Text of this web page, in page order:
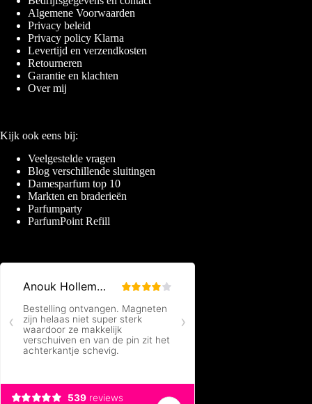
Algemene Voorwaarden
Privacy beleid
Privacy policy Klarna
Levertijd en verzendkosten
Retourneren
Garantie en klachten
Over mij
Kijk ook eens bij:
Veelgestelde vragen
Blog verschillende sluitingen
Damesparfum top 10
Markten en braderieën
Parfumparty
ParfumPoint Refill